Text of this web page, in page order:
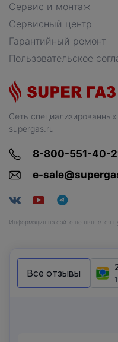
Сеть специализированных
supergas.ru
8-800-551-40-
e-
Информация на сайте не является
Сервис и монтаж
Сервисный центр
Гарантийный ремонт
Пользовательское